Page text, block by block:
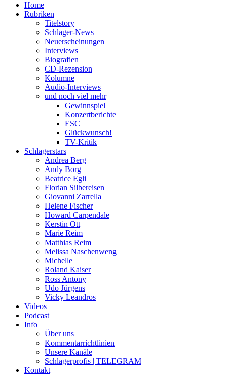
Home
Rubriken
Titelstory
Schlager-News
Neuerscheinungen
Interviews
Biografien
CD-Rezension
Kolumne
Audio-Interviews
und noch viel mehr
Gewinnspiel
Konzertberichte
ESC
Glückwunsch!
TV-Kritik
Schlagerstars
Andrea Berg
Andy Borg
Beatrice Egli
Florian Silbereisen
Giovanni Zarrella
Helene Fischer
Howard Carpendale
Kerstin Ott
Marie Reim
Matthias Reim
Melissa Naschenweng
Michelle
Roland Kaiser
Ross Antony
Udo Jürgens
Vicky Leandros
Videos
Podcast
Info
Über uns
Kommentarrichtlinien
Unsere Kanäle
Schlagerprofis | TELEGRAM
Kontakt